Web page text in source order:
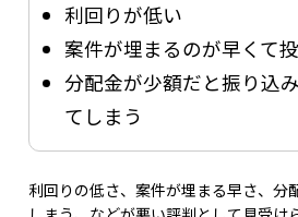
利回りが低い
案件が埋まるのが早くて
分配金が少額だと振り込
てしまう
利回りの低さ、案件が埋まる早さ、分